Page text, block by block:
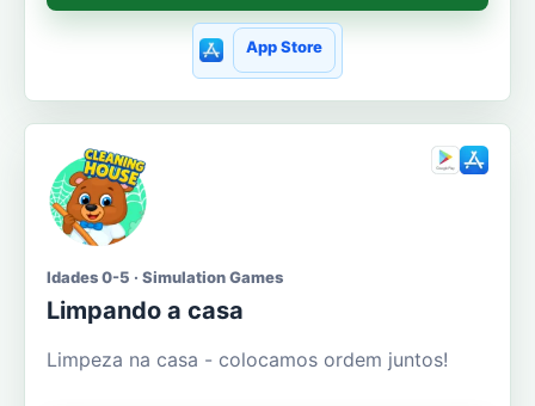
App Store
Idades 0-5 · Simulation Games
Limpando a casa
Limpeza na casa - colocamos ordem juntos!